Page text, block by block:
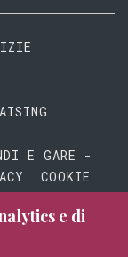
E GARE -
COOKIE
e di